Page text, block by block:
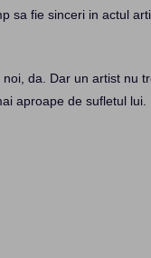
sa fie sinceri in actul
da. Dar un artist nu
aproape de sufletul lui.